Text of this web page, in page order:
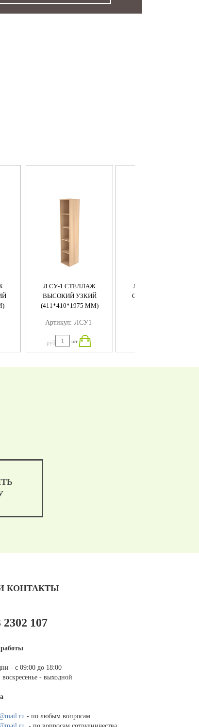
Л.СУ-1 СТЕЛЛАЖ
ВЫСОКИЙ УЗКИЙ
(411*410*1975 ММ)
Артикул: ЛСУ1
руб шт.
Л.СУ-2 СТЕЛЛАЖ
СРЕДНИЙ УЗКИЙ (
КОНТАКТЫ
2302 107
- с 09:00 до 18:00
воскресенье - выходной
- по любым вопросам